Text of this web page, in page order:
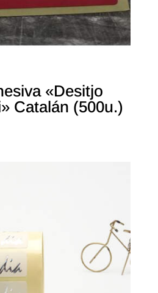
«Desitjo
Catalán (500u.)